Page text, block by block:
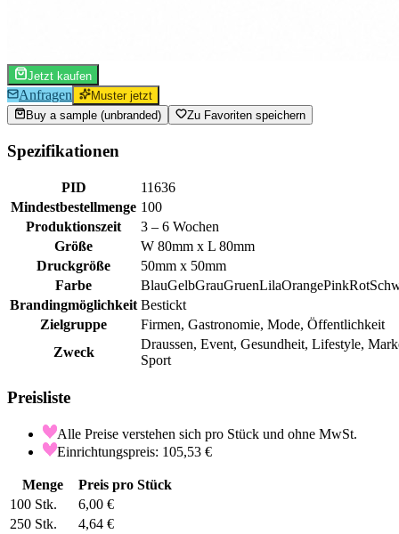
Jetzt kaufen
Anfragen
Muster jetzt
Buy a sample (unbranded)
Zu Favoriten speichern
Spezifikationen
PID
11636
Mindestbestellmenge 100
Produktionszeit
3 – 6 Wochen
Größe
W 80mm x L 80mm
Druckgröße
50mm x 50mm
Farbe
BlauGelbGrauGruenLilaOrangePinkRot
Brandingmöglichkeit Bestickt
Zielgruppe
Firmen, Gastronomie, Mode, Öffentlichkeit
Zweck
Draussen, Event, Gesundheit, Lifestyle,
Sport
Preisliste
Alle Preise verstehen sich pro Stück und ohne MwSt.
Einrichtungspreis: 105,53 €
Menge
Preis pro Stück
100 Stk.
6,00 €
250 Stk.
4,64 €